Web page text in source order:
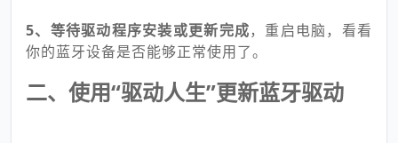
5、等待驱动程序安装或更新完成，重启电脑，看看
你的蓝牙设备是否能够正常使用了。
二、使用“驱动人生”更新蓝牙驱动